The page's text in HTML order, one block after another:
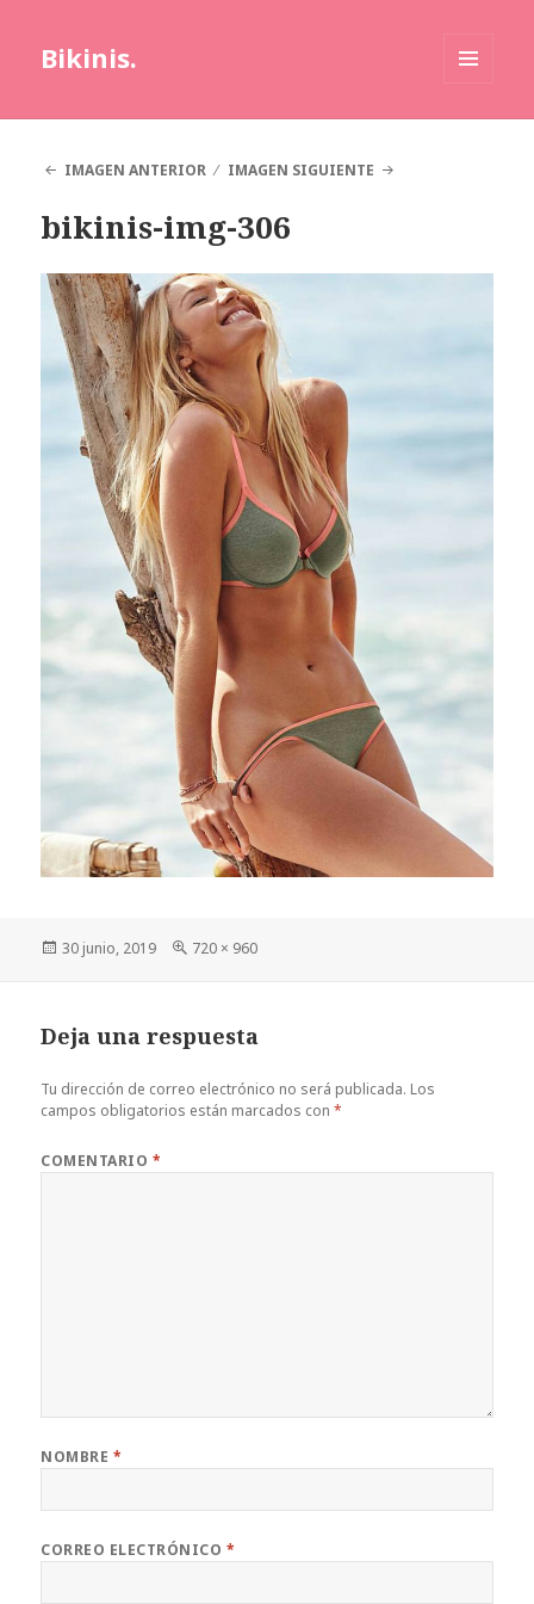
Bikinis.
IMAGEN ANTERIOR
IMAGEN SIGUIENTE
bikinis-img-306
Publicado
30 junio, 2019
Tamaño
720 × 960
Deja una respuesta
Tu dirección de correo electrónico no será publicada. Los
campos obligatorios están marcados con*
COMENTARIO *
NOMBRE *
CORREO ELECTRÓNICO *